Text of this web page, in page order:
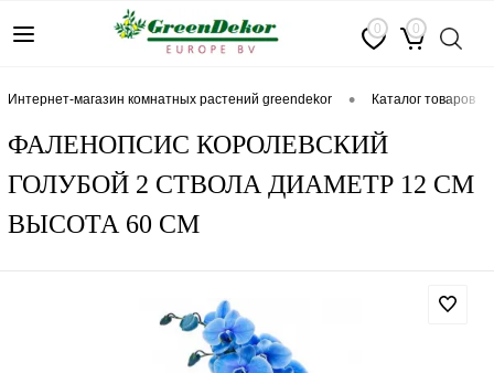
0 0
интернет-магазин комнатных растений greendekor • каталог товаров
ФАЛЕНОПСИС КОРОЛЕВСКИЙ
ГОЛУБОЙ 2 СТВОЛА ДИАМЕТР 12 СМ
ВЫСОТА 60 СМ